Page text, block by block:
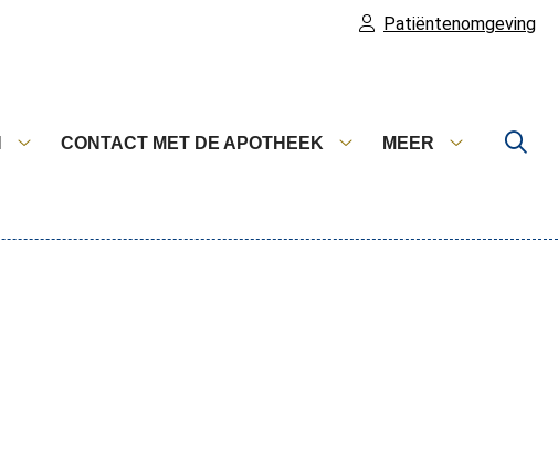
Patiëntenomgeving
CONTACT MET DE APOTHEEK
submenu
MEER